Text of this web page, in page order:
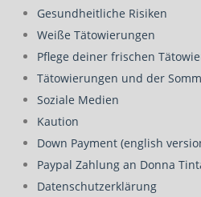
Gesundheitliche Risiken
Weiße Tätowierungen
Pflege deiner frischen
Tätowierungen und der
Soziale Medien
Kaution
Down Payment (english
Paypal Zahlung an Donna
Datenschutzerklärung